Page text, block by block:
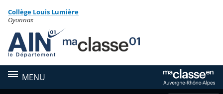
Menu de la rubrique
Contenu
Collège Louis Lumière
Oyonnax
MENU